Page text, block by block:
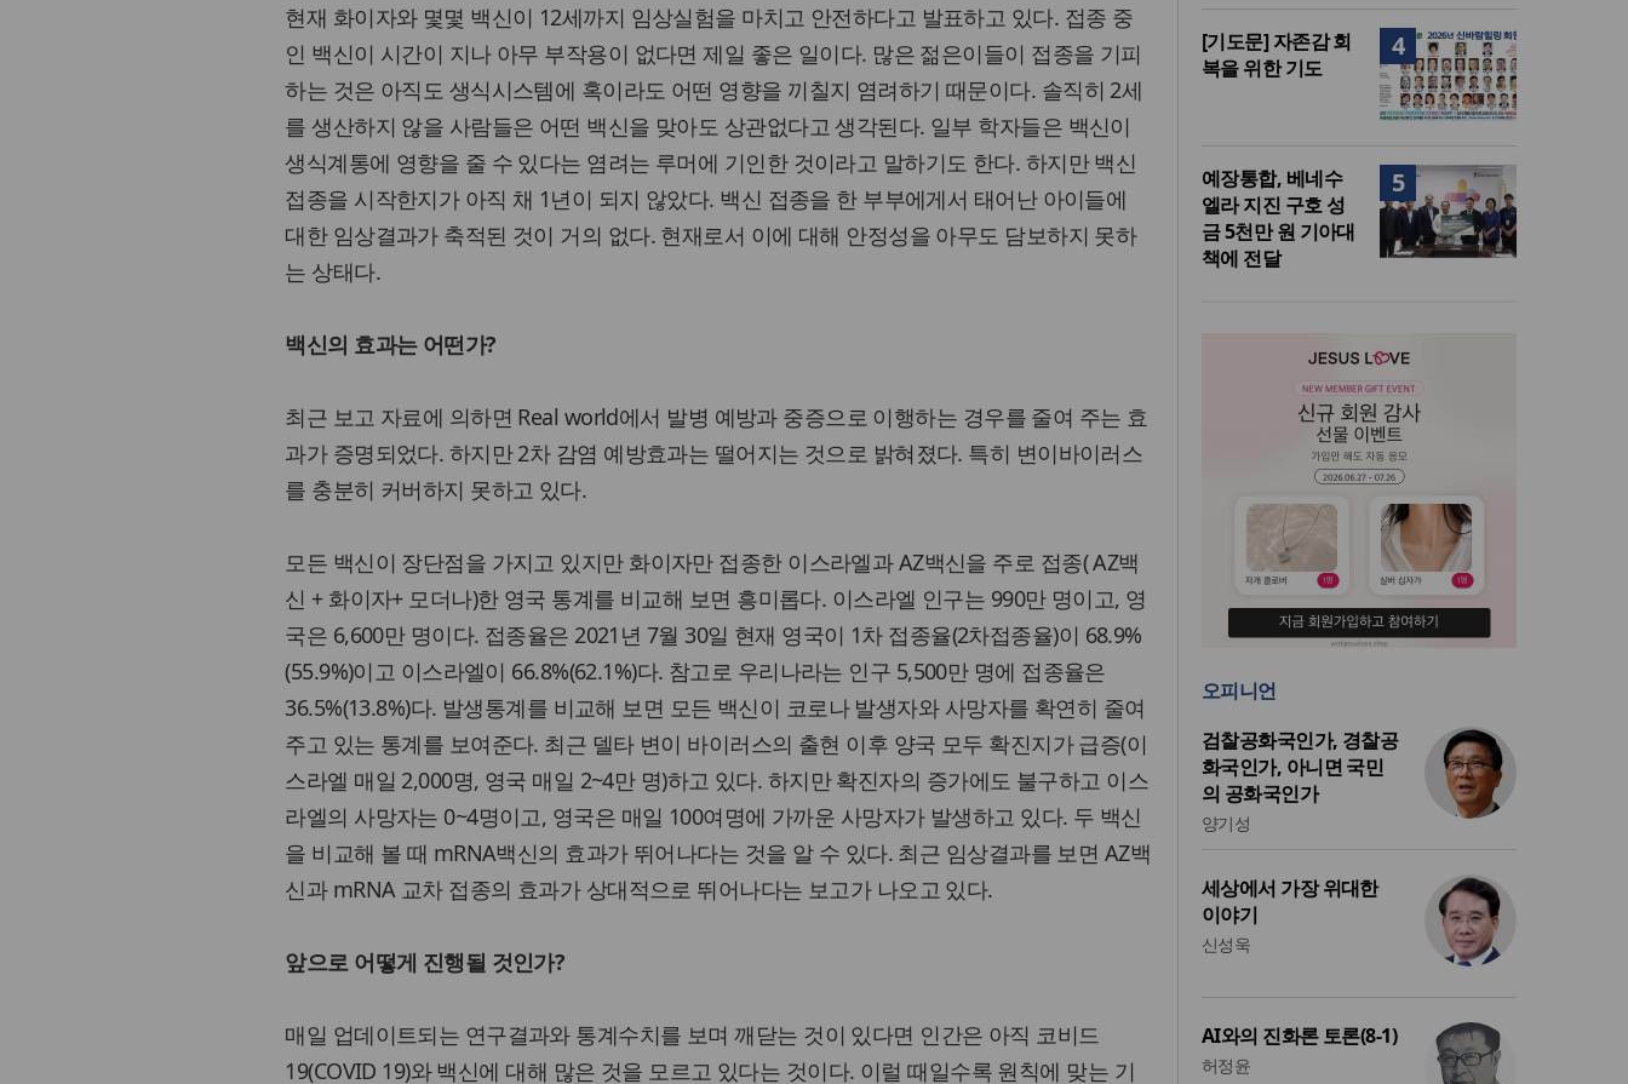
현재 화이자와 몇몇 백신이 12세까지 임상실험을 마치고 안전하다고 발표하고 있다. 접종 중
인 백신이 시간이 지나 아무 부작용이 없다면 제일 좋은 일이다. 많은 젊은이들이 접종을 기피
하는 것은 아직도 생식시스템에 혹이라도 어떤 영향을 끼칠지 염려하기 때문이다. 솔직히 2세
를 생산하지 않을 사람들은 어떤 백신을 맞아도 상관없다고 생각된다. 일부 학자들은 백신이
생식계통에 영향을 줄 수 있다는 염려는 루머에 기인한 것이라고 말하기도 한다. 하지만 백신
접종을 시작한지가 아직 채 1년이 되지 않았다. 백신 접종을 한 부부에게서 태어난 아이들에
대한 임상결과가 축적된 것이 거의 없다. 현재로서 이에 대해 안정성을 아무도 담보하지 못하
는 상태다.
백신의 효과는 어떤가?
최근 보고 자료에 의하면 Real world에서 발병 예방과 중증으로 이행하는 경우를 줄여 주는 효
과가 증명되었다. 하지만 2차 감염 예방효과는 떨어지는 것으로 밝혀졌다. 특히 변이바이러스
를 충분히 커버하지 못하고 있다.
모든 백신이 장단점을 가지고 있지만 화이자만 접종한 이스라엘과 AZ백신을 주로 접종( AZ백
신 + 화이자+ 모더나)한 영국 통계를 비교해 보면 흥미롭다. 이스라엘 인구는 990만 명이고, 영
국은 6,600만 명이다. 접종율은 2021년 7월 30일 현재 영국이 1차 접종율(2차접종율)이 68.9%
(55.9%)이고 이스라엘이 66.8%(62.1%)다. 참고로 우리나라는 인구 5,500만 명에 접종율은
36.5%(13.8%)다. 발생통계를 비교해 보면 모든 백신이 코로나 발생자와 사망자를 확연히 줄여
주고 있는 통계를 보여준다. 최근 델타 변이 바이러스의 출현 이후 양국 모두 확진지가 급증(이
스라엘 매일 2,000명, 영국 매일 2~4만 명)하고 있다. 하지만 확진자의 증가에도 불구하고 이스
라엘의 사망자는 0~4명이고, 영국은 매일 100여명에 가까운 사망자가 발생하고 있다. 두 백신
을 비교해 볼 때 mRNA백신의 효과가 뛰어나다는 것을 알 수 있다. 최근 임상결과를 보면 AZ백
신과 mRNA 교차 접종의 효과가 상대적으로 뛰어나다는 보고가 나오고 있다.
앞으로 어떻게 진행될 것인가?
매일 업데이트되는 연구결과와 통계수치를 보며 깨닫는 것이 있다면 인간은 아직 코비드
19(COVID 19)와 백신에 대해 많은 것을 모르고 있다는 것이다. 이럴 때일수록 원칙에 맞는 기
4
[기도문] 자존감 회
복을 위한 기도
5
예장통합, 베네수
엘라 지진 구호 성
금 5천만 원 기아대
책에 전달
오피니언
검찰공화국인가, 경찰공
화국인가, 아니면 국민
의 공화국인가
양기성
세상에서 가장 위대한
이야기
신성욱
AI와의 진화론 토론(8-1)
허정윤